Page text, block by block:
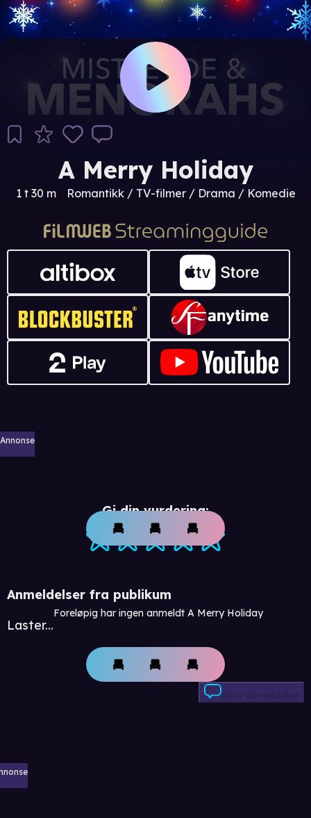
A Merry Holiday
1 t 30 m Romantikk / TV-filmer / Drama / Komedie
Annonse
Gi din vurdering:
Anmeldelser fra publikum
Laster...
Foreløpig har ingen anmeldt A Merry Holiday
Skriv anmeldelse